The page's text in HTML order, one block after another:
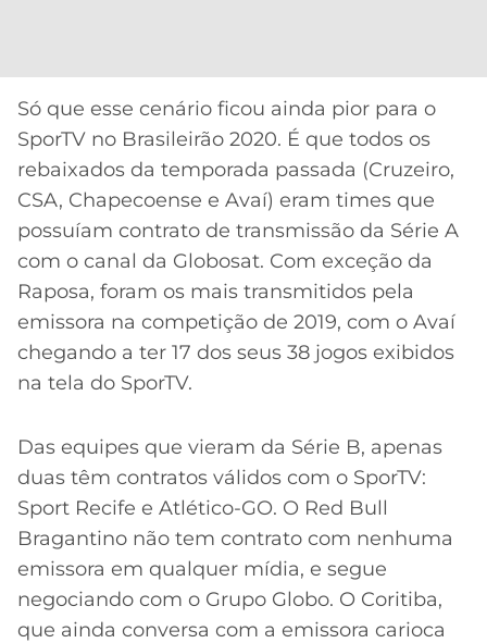
CRUZEIRO
Só que esse cenário ficou ainda pior para o
SporTV no Brasileirão 2020. É que todos os
rebaixados da temporada passada (Cruzeiro,
CSA, Chapecoense e Avaí) eram times que
possuíam contrato de transmissão da Série A
com o canal da Globosat. Com exceção da
Raposa, foram os mais transmitidos pela
emissora na competição de 2019, com o Avaí
chegando a ter 17 dos seus 38 jogos exibidos
na tela do SporTV.
Das equipes que vieram da Série B, apenas
duas têm contratos válidos com o SporTV:
Sport Recife e Atlético-GO. O Red Bull
Bragantino não tem contrato com nenhuma
emissora em qualquer mídia, e segue
negociando com o Grupo Globo. O Coritiba,
que ainda conversa com a emissora carioca